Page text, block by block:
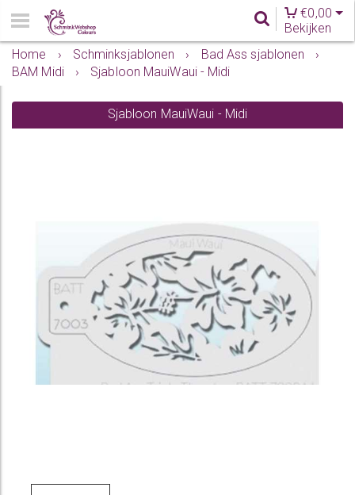
€0,00
Bekijken
Home
› Schminksjablonen › Bad Ass sjablonen
›
BAM Midi
› Sjabloon MauiWaui - Midi
Sjabloon MauiWaui - Midi